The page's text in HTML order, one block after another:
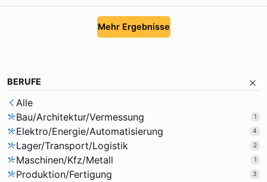
Mehr Ergebnisse
BERUFE
Alle
Bau/Architektur/Vermessung
1
Elektro/Energie/Automatisierung 4
Lager/Transport/Logistik 2
Maschinen/Kfz/Metall 1
Produktion/Fertigung 3